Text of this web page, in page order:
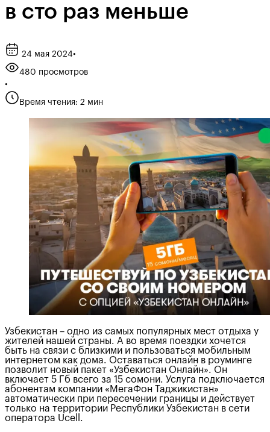
в сто раз меньше
24 мая 2024•
480 просмотров
•
Время чтения: 2 мин
Узбекистан – одно из самых популярных мест отдыха у
жителей нашей страны. А во время поездки хочется
быть на связи с близкими и пользоваться мобильным
интернетом как дома. Оставаться онлайн в роуминге
позволит новый пакет «Узбекистан Онлайн». Он
включает 5 Гб всего за 15 сомони. Услуга подключается
абонентам компании «МегаФон Таджикистан»
автоматически при пересечении границы и действует
только на территории Республики Узбекистан в сети
оператора Ucell.